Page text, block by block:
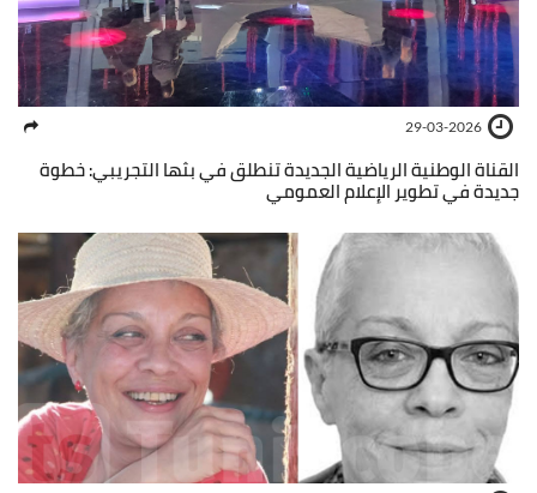
29-03-2026
القناة الوطنية الرياضية الجديدة تنطلق في بثها التجريبي: خطوة
جديدة في تطوير الإعلام العمومي